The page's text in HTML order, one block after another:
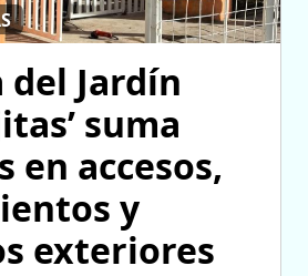
del Jardín
suma
en accesos,
y
exteriores